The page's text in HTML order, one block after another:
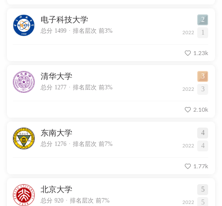
电子科技大学 2
总分 1499 . 排名层次 前3% 2022 1
1.23k
清华大学 3
总分 1277 . 排名层次 前3% 2022 3
2.10k
东南大学 4
总分 1276 . 排名层次 前7% 2022 4
1.77k
北京大学 5
总分 920 . 排名层次 前7% 2022 5